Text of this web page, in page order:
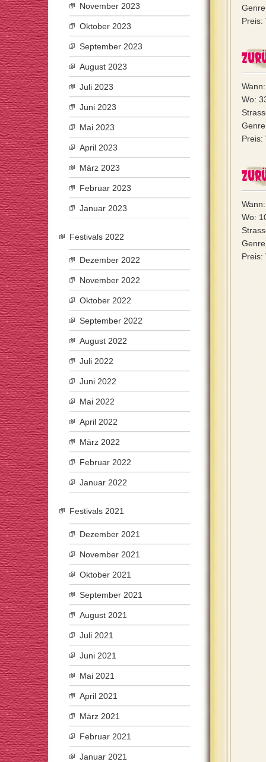
Preis:
Wo:
Preis:
Wo:
Preis:
November 2023
Oktober 2023
September 2023
August 2023
Juli 2023
Juni 2023
Mai 2023
April 2023
März 2023
Februar 2023
Januar 2023
Festivals 2022
Dezember 2022
November 2022
Oktober 2022
September 2022
August 2022
Juli 2022
Juni 2022
Mai 2022
April 2022
März 2022
Februar 2022
Januar 2022
Festivals 2021
Dezember 2021
November 2021
Oktober 2021
September 2021
August 2021
Juli 2021
Juni 2021
Mai 2021
April 2021
März 2021
Februar 2021
Januar 2021